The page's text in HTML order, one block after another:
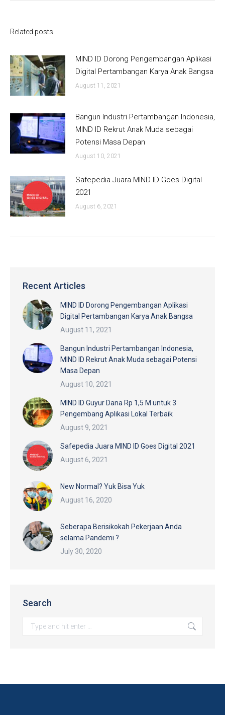
Related posts
MIND ID Dorong Pengembangan Aplikasi
Digital Pertambangan Karya Anak Bangsa
August 11, 2021
Bangun Industri Pertambangan Indonesia,
MIND ID Rekrut Anak Muda sebagai
Potensi Masa Depan
August 10, 2021
Safepedia Juara MIND ID Goes Digital
2021
August 6, 2021
Recent Articles
MIND ID Dorong Pengembangan Aplikasi
Digital Pertambangan Karya Anak Bangsa
August 11, 2021
Bangun Industri Pertambangan Indonesia,
MIND ID Rekrut Anak Muda sebagai Potensi
Masa Depan
August 10, 2021
MIND ID Guyur Dana Rp 1,5 M untuk 3
Pengembang Aplikasi Lokal Terbaik
August 9, 2021
Safepedia Juara MIND ID Goes Digital 2021
August 6, 2021
New Normal? Yuk Bisa Yuk
August 16, 2020
Seberapa Berisikokah Pekerjaan Anda
selama Pandemi ?
July 30, 2020
Search
Search: